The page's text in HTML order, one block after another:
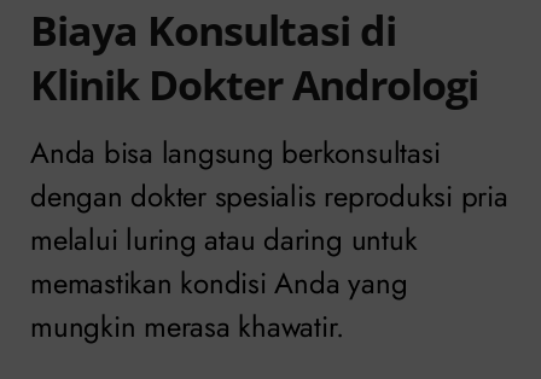
Biaya Konsultasi di
Klinik Dokter Andrologi
Anda bisa langsung berkonsultasi
dengan dokter spesialis reproduksi pria
melalui luring atau daring untuk
memastikan kondisi Anda yang
mungkin merasa khawatir.